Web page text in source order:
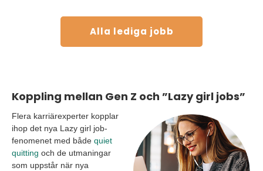
Alla lediga jobb
Koppling mellan Gen Z och ”Lazy girl jobs”
Flera karriärexperter kopplar
ihop det nya Lazy girl job-
fenomenet med både quiet
quitting och de utmaningar
som uppstår när nya